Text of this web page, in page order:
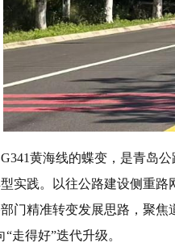
G341黄海线的蝶变，是青岛
实践。以往公路建设侧重
门精准转变发展思路，聚焦
“走得好”迭代升级。